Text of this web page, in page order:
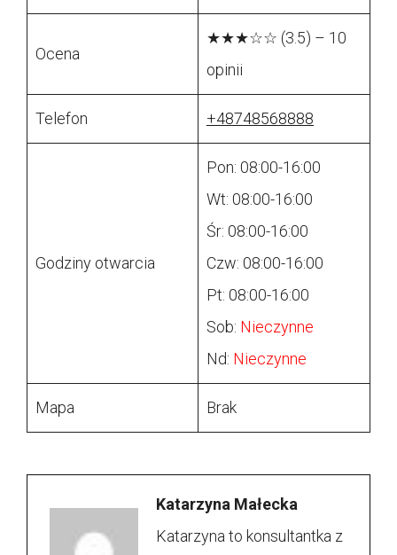
Ocena
★★★☆☆ (3.5) – 10
opinii
Telefon +48748568888
Godziny otwarcia
Pon: 08:00-16:00
Wt: 08:00-16:00
Śr: 08:00-16:00
Czw: 08:00-16:00
Pt: 08:00-16:00
Sob: Nieczynne
Nd: Nieczynne
Mapa Brak
Katarzyna Małecka
Katarzyna to konsultantka z